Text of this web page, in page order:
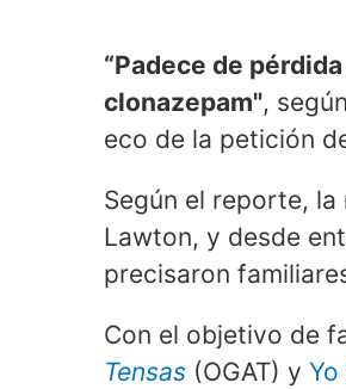
“Padece de
clonazepam",
eco de la petición
Según el reporte,
Lawton, y desde
precisaron
Con el objetivo de
Tensas (OGAT) y Yo